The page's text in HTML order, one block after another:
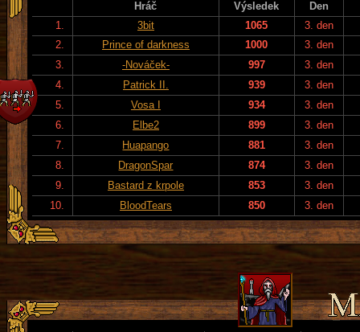
Hráč Výsledek
Den
1.
3bit 1065
3. den
2.
Prince of darkness 1000
3. den
3.
-Nováček- 997
3. den
4.
Patrick II. 939
3. den
5.
Vosa I 934
3. den
6.
Elbe2 899
3. den
7.
Huapango 881
3. den
8.
DragonSpar 874
3. den
9.
Bastard z krpole 853
3. den
10.
BloodTears 850 3. den